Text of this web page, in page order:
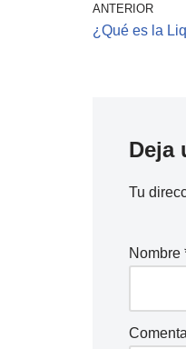
ANTERIOR
¿Qué es la
Deja
Tu
Nombre